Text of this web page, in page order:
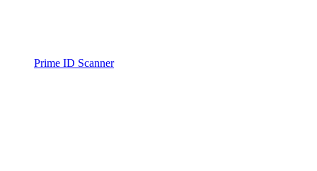
Prime ID Scanner